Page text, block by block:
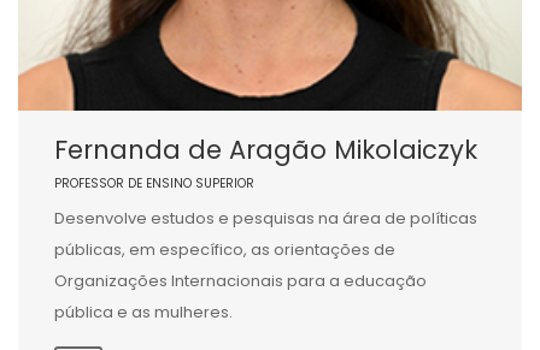
Fernanda de Aragão Mikolaiczyk
PROFESSOR DE ENSINO SUPERIOR
Desenvolve estudos e pesquisas na área de políticas
públicas, em específico, as orientações de
Organizações Internacionais para a educação
pública e as mulheres.